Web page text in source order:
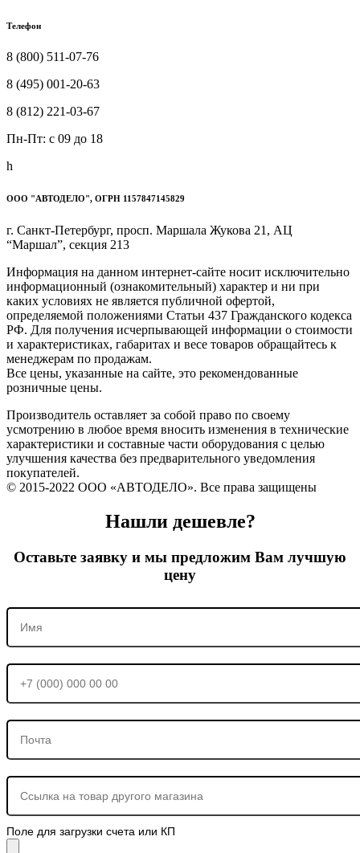
Телефон
8 (800) 511-07-76
8 (495) 001-20-63
8 (812) 221-03-67
Пн-Пт: c 09 до 18
h
ООО "АВТОДЕЛО", ОГРН 1157847145829
г. Санкт-Петербург, просп. Маршала Жукова 21, АЦ
“Маршал”, секция 213
Информация на данном интернет-сайте носит исключительно
информационный (ознакомительный) характер и ни при
каких условиях не является публичной офертой,
определяемой положениями Статьи 437 Гражданского кодекса
РФ. Для получения исчерпывающей информации о стоимости
и характеристиках, габаритах и весе товаров обращайтесь к
менеджерам по продажам.
Все цены, указанные на сайте, это рекомендованные
розничные цены.
Производитель оставляет за собой право по своему
усмотрению в любое время вносить изменения в технические
характеристики и составные части оборудования с целью
улучшения качества без предварительного уведомления
покупателей.
© 2015-2022 ООО «АВТОДЕЛО». Все права защищены
Нашли дешевле?
Оставьте заявку и мы предложим Вам лучшую
цену
Поле для загрузки счета или КП